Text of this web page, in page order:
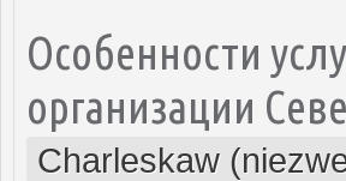
Особенности
организации Севе
Charleskaw